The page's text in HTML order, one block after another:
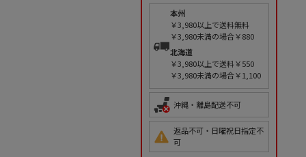
本州
￥3,980以上で送料無料
￥3,980未満の場合￥880
北海道
￥3,980以上で送料￥550
￥3,980未満の場合￥1,100
沖縄・離島配送不可
返品不可・日曜祝日指定不
可